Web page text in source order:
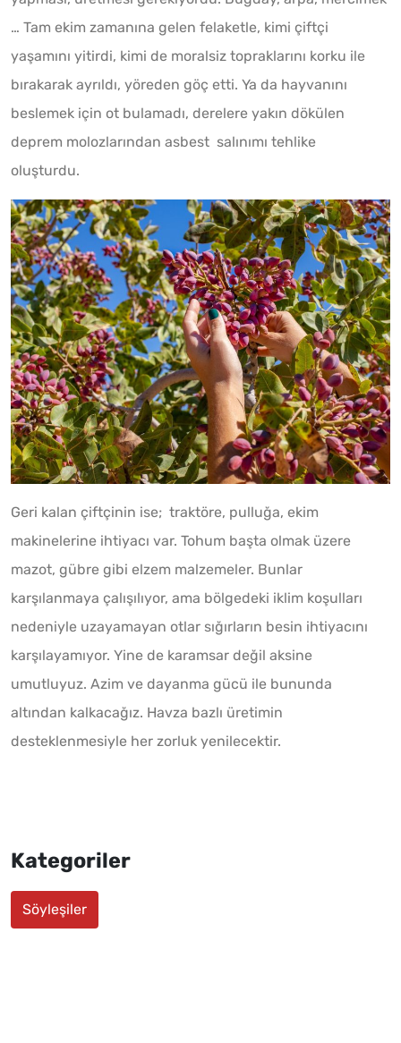
… Tam ekim zamanına gelen felaketle, kimi çiftçi
yaşamını yitirdi, kimi de moralsiz topraklarını korku ile
bırakarak ayrıldı, yöreden göç etti. Ya da hayvanını
beslemek için ot bulamadı, derelere yakın dökülen
deprem molozlarından asbest salınımı tehlike
oluşturdu.
Geri kalan çiftçinin ise; traktöre, pulluğa, ekim
makinelerine ihtiyacı var. Tohum başta olmak üzere
mazot, gübre gibi elzem malzemeler. Bunlar
karşılanmaya çalışılıyor, ama bölgedeki iklim koşulları
nedeniyle uzayamayan otlar sığırların besin ihtiyacını
karşılayamıyor. Yine de karamsar değil aksine
umutluyuz. Azim ve dayanma gücü ile bununda
altından kalkacağız. Havza bazlı üretimin
desteklenmesiyle her zorluk yenilecektir.
Kategoriler
Söyleşiler